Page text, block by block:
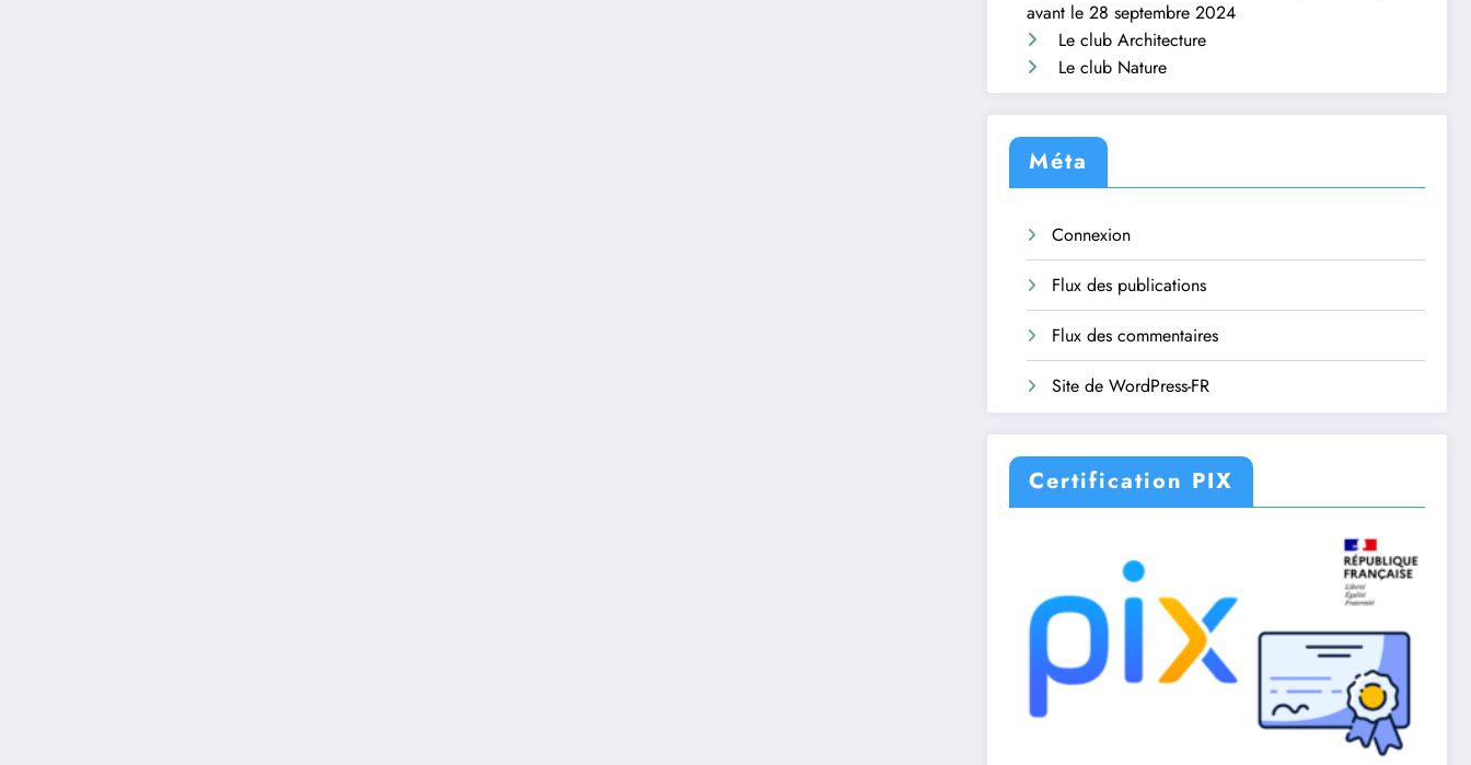
avant le 28 septembre 2024
Le club Architecture
Le club Nature
Méta
Connexion
Flux des publications
Flux des commentaires
Site de WordPress-FR
Certification PIX